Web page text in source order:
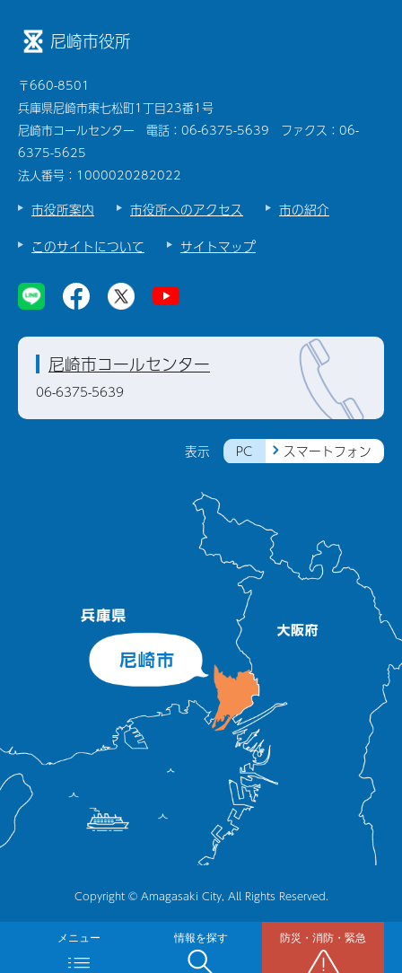
メニュー 情報を探す 防災・消防・緊急
尼崎市役所
〒660-8501
兵庫県尼崎市東七松町1丁目23番1号
尼崎市コールセンター 電話：06-6375-5639 ファクス：06-
6375-5625
法人番号：1000020282022
市役所案内 市役所へのアクセス
市の紹介
このサイトについて
サイトマップ
表示 PC スマートフォン
尼崎市コールセンター
06-6375-5639
Copyright © Amagasaki City, All Rights Reserved.